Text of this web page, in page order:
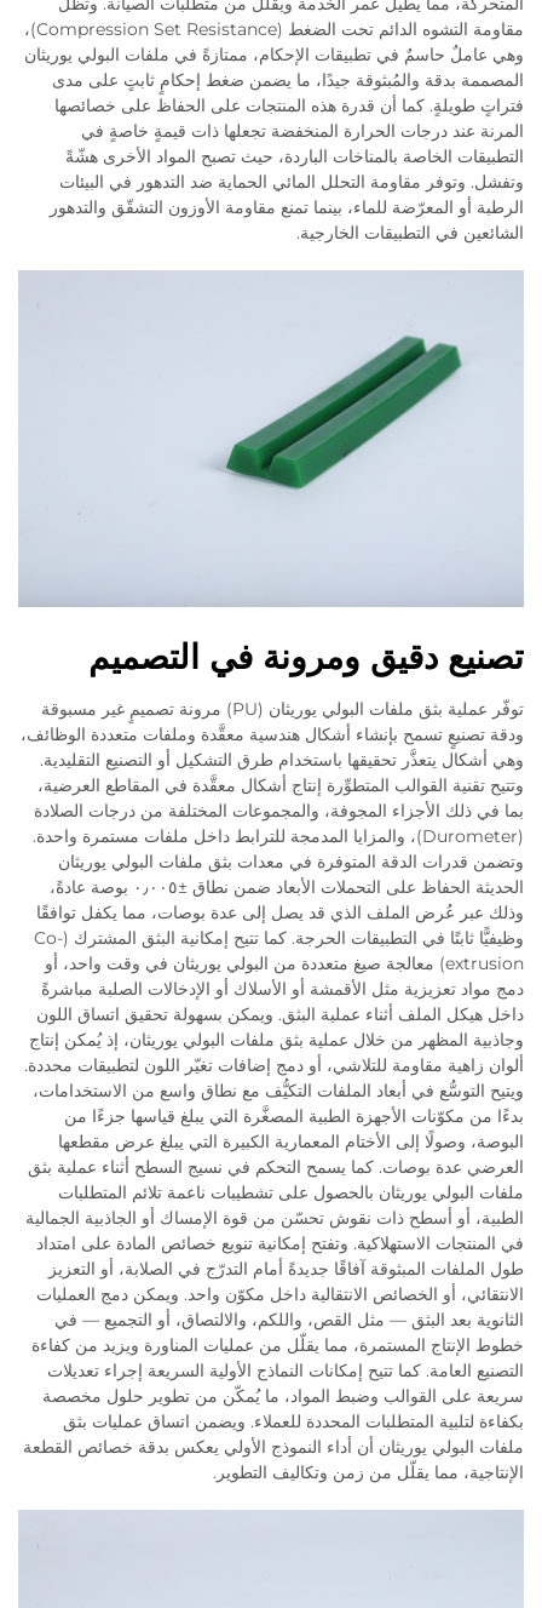
مقاومة التشوه الدائم تحت الضغط (Compression Set Resistance)،
وهي عاملٌ حاسمٌ في تطبيقات الإحكام، ممتازةً في ملفات البولي يوريثان
المصممة بدقة والمُبثوقة جيدًا، ما يضمن ضغط إحكامٍ ثابتٍ على مدى
فتراتٍ طويلةٍ. كما أن قدرة هذه المنتجات على الحفاظ على خصائصها
المرنة عند درجات الحرارة المنخفضة تجعلها ذات قيمةٍ خاصةٍ في
التطبيقات الخاصة بالمناخات الباردة، حيث تصبح المواد الأخرى هشّةً
وتفشل. وتوفر مقاومة التحلل المائي الحماية ضد التدهور في البيئات
الرطبة أو المعرّضة للماء، بينما تمنع مقاومة الأوزون التشقّق والتدهور
الشائعين في التطبيقات الخارجية.
تصنيع دقيق ومرونة في التصميم
توفّر عملية بثق ملفات البولي يوريثان (PU) مرونة تصميمٍ غير مسبوقة
ودقة تصنيعٍ تسمح بإنشاء أشكال هندسية معقَّدة وملفات متعددة الوظائف،
وهي أشكال يتعذَّر تحقيقها باستخدام طرق التشكيل أو التصنيع التقليدية.
وتتيح تقنية القوالب المتطوِّرة إنتاج أشكال معقَّدة في المقاطع العرضية،
بما في ذلك الأجزاء المجوفة، والمجموعات المختلفة من درجات الصلادة
(Durometer)، والمزايا المدمجة للترابط داخل ملفات مستمرة واحدة.
وتضمن قدرات الدقة المتوفرة في معدات بثق ملفات البولي يوريثان
الحديثة الحفاظ على التحملات الأبعاد ضمن نطاق ±٠٫٠٠٥ بوصة عادةً،
وذلك عبر عُرض الملف الذي قد يصل إلى عدة بوصات، مما يكفل توافقًا
وظيفيًّا ثابتًا في التطبيقات الحرجة. كما تتيح إمكانية البثق المشترك (Co-
extrusion) معالجة صيغ متعددة من البولي يوريثان في وقت واحد، أو
دمج مواد تعزيزية مثل الأقمشة أو الأسلاك أو الإدخالات الصلبة مباشرةً
داخل هيكل الملف أثناء عملية البثق. ويمكن بسهولة تحقيق اتساق اللون
وجاذبية المظهر من خلال عملية بثق ملفات البولي يوريثان، إذ يُمكن إنتاج
ألوان زاهية مقاومة للتلاشي، أو دمج إضافات تغيّر اللون لتطبيقات محددة.
ويتيح التوسُّع في أبعاد الملفات التكيُّف مع نطاق واسع من الاستخدامات،
بدءًا من مكوّنات الأجهزة الطبية المصغَّرة التي يبلغ قياسها جزءًا من
البوصة، وصولًا إلى الأختام المعمارية الكبيرة التي يبلغ عرض مقطعها
العرضي عدة بوصات. كما يسمح التحكم في نسيج السطح أثناء عملية بثق
ملفات البولي يوريثان بالحصول على تشطيبات ناعمة تلائم المتطلبات
الطبية، أو أسطح ذات نقوش تحسّن من قوة الإمساك أو الجاذبية الجمالية
في المنتجات الاستهلاكية. وتفتح إمكانية تنويع خصائص المادة على امتداد
طول الملفات المبثوقة آفاقًا جديدةً أمام التدرّج في الصلابة، أو التعزيز
الانتقائي، أو الخصائص الانتقالية داخل مكوّن واحد. ويمكن دمج العمليات
الثانوية بعد البثق — مثل القص، واللكم، والالتصاق، أو التجميع — في
خطوط الإنتاج المستمرة، مما يقلّل من عمليات المناورة ويزيد من كفاءة
التصنيع العامة. كما تتيح إمكانات النماذج الأولية السريعة إجراء تعديلات
سريعة على القوالب وضبط المواد، ما يُمكّن من تطوير حلول مخصصة
بكفاءة لتلبية المتطلبات المحددة للعملاء. ويضمن اتساق عمليات بثق
ملفات البولي يوريثان أن أداء النموذج الأولي يعكس بدقة خصائص القطعة
الإنتاجية، مما يقلّل من زمن وتكاليف التطوير.